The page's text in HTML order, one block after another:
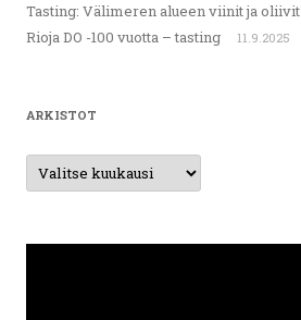
Tasting: Välimeren alueen viinit ja oliivit
Rioja DO -100 vuotta – tasting 11.9.2025
ARKISTOT
Arkistot